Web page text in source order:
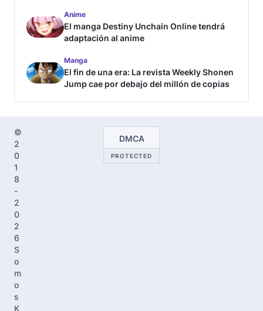
Anime
El manga Destiny Unchain Online tendrá
adaptación al anime
Manga
El fin de una era: La revista Weekly Shonen
Jump cae por debajo del millón de copias
©
2
0
1
8
-
2
0
2
6
S
o
m
o
s
K
DMCA
PROTECTED